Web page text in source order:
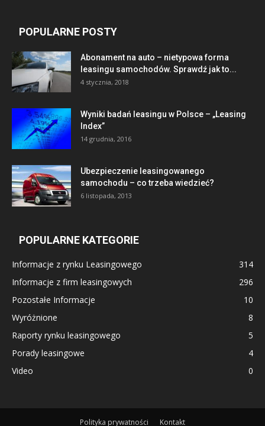
POPULARNE POSTY
Abonament na auto – nietypowa forma
leasingu samochodów. Sprawdź jak to...
4 stycznia, 2018
Wyniki badań leasingu w Polsce – „Leasing
Index”
14 grudnia, 2016
Ubezpieczenie leasingowanego
samochodu – co trzeba wiedzieć?
6 listopada, 2013
POPULARNE KATEGORIE
Informacje z rynku Leasingowego
314
Informacje z firm leasingowych
296
Pozostałe Informacje
10
Wyróżnione
8
Raporty rynku leasingowego
5
Porady leasingowe
4
Video
0
Polityka prywatności Kontakt